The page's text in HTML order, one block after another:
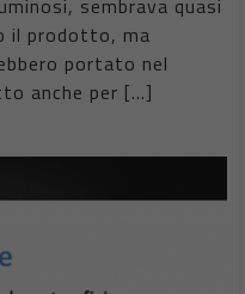
sembrava quasi
il prodotto, ma
portato nel
anche per […]